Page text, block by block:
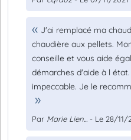
J'ai remplacé ma
chaudière aux pellets.
conseille et vous aide
démarches d'aide à l
impeccable. Je le
Par Marie Lien... - Le 28/11/